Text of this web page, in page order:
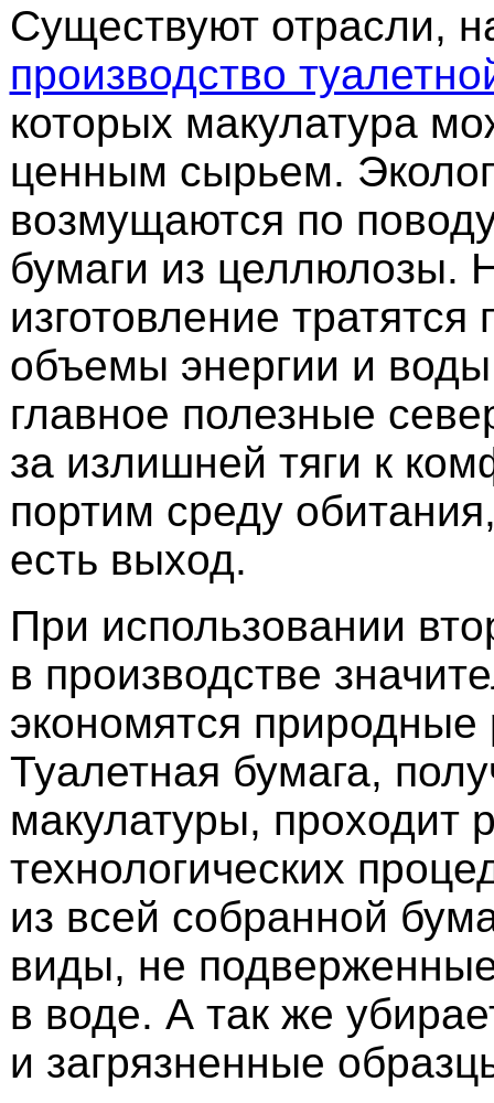
Существуют отрасли,
производство
которых макулатура
ценным сырьем.
возмущаются по
бумаги из целлюлозы.
изготовление тратятся
объемы энергии и
главное полезные
за излишней тяги к
портим среду
есть выход.
При использовании
в производстве
экономятся природные
Туалетная бумага,
макулатуры, проходит
технологических
из всей собранной
виды, не
в воде. А так же
и загрязненные